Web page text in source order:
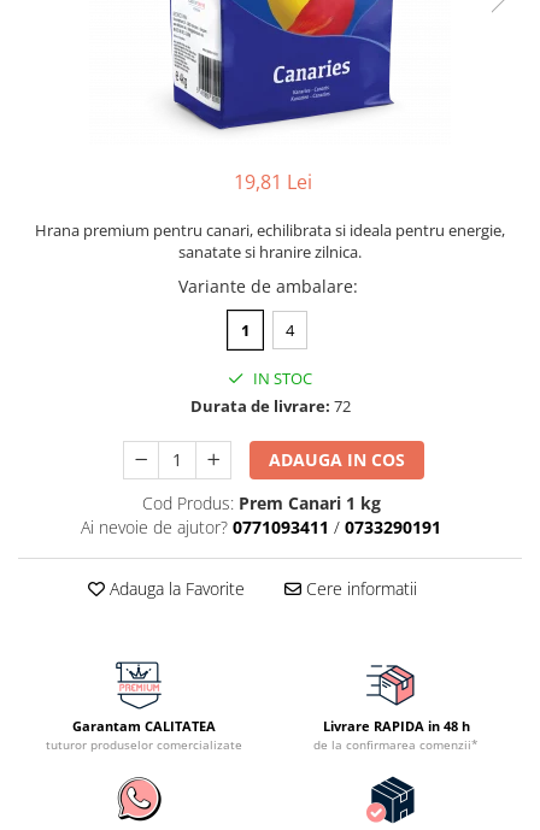
19,81 Lei
Hrana premium pentru canari, echilibrata si ideala pentru energie,
sanatate si hranire zilnica.
Variante de ambalare:
1 4
IN STOC
Durata de livrare: 72
ADAUGA IN COS
Cod Produs: Prem Canari 1 kg
Ai nevoie de ajutor? 0771093411 / 0733290191
Adauga la Favorite Cere informatii
Garantam CALITATEA
tuturor produselor comercializate
Livrare RAPIDA in 48 h
de la confirmarea comenzii*